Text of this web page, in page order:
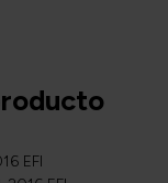
EFI